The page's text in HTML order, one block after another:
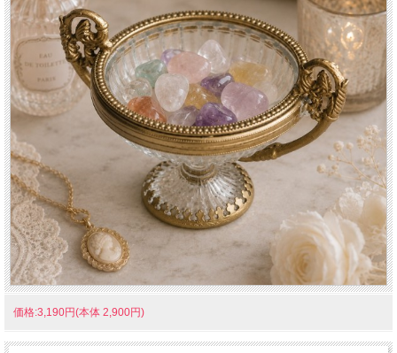
価格:3,190円(本体 2,900円)